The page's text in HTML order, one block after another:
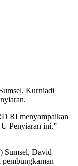
Kurniadi
RI menyampaikan
Penyiaran ini,”
Sumsel, David